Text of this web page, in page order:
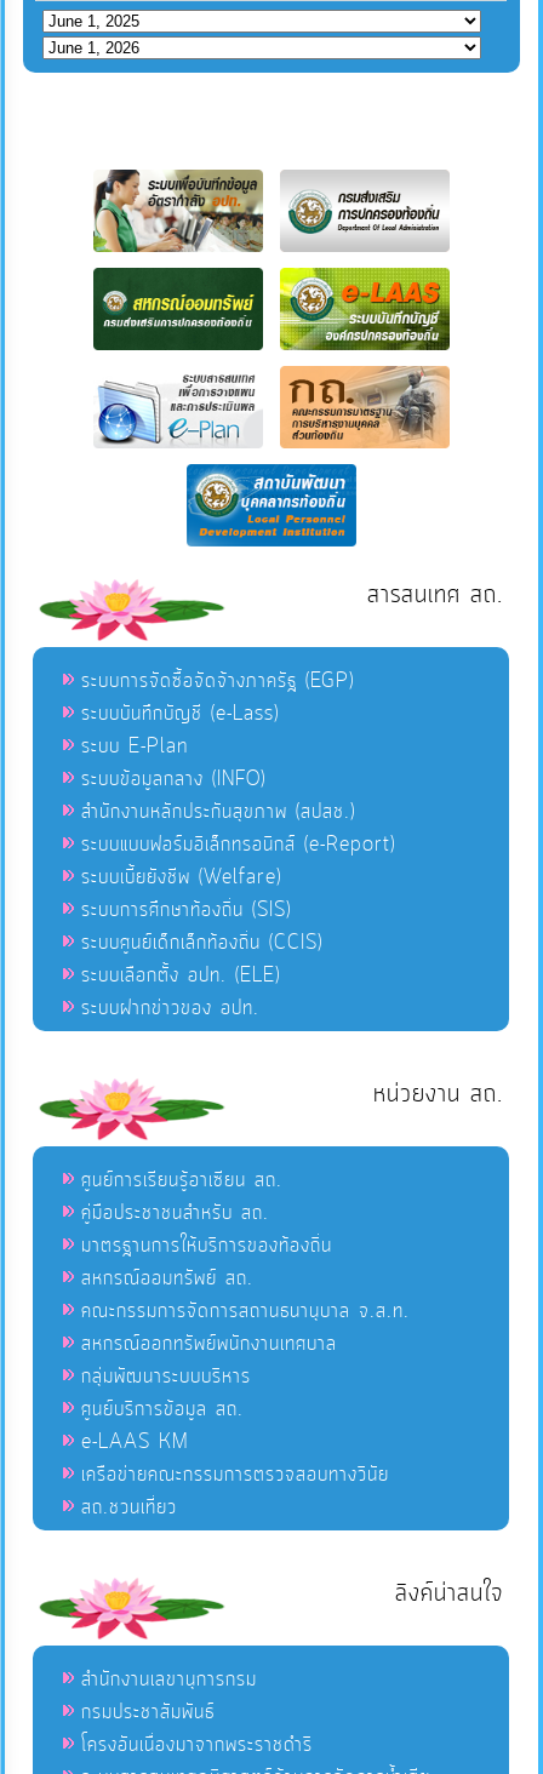
สารสนเทศ สถ.
ระบบการจัดซื้อจัดจ้างภาครัฐ (EGP)
ระบบบันทึกบัญชี (e-Lass)
ระบบ E-Plan
ระบบข้อมูลกลาง (INFO)
สำนักงานหลักประกันสุขภาพ (สปสช.)
ระบบแบบฟอร์มอิเล็กทรอนิกส์ (e-Report)
ระบบเบี้ยยังชีพ (Welfare)
ระบบการศึกษาท้องถิ่น (SIS)
ระบบศูนย์เด็กเล็กท้องถิ่น (CCIS)
ระบบเลือกตั้ง อปท. (ELE)
ระบบฝากข่าวของ อปท.
หน่วยงาน สถ.
ศูนย์การเรียนรู้อาเซียน สถ.
คู่มือประชาชนสำหรับ สถ.
มาตรฐานการให้บริการของท้องถิ่น
สหกรณ์ออมทรัพย์ สถ.
คณะกรรมการจัดการสถานธนานุบาล จ.ส.ท.
สหกรณ์ออกทรัพย์พนักงานเทศบาล
กลุ่มพัฒนาระบบบริหาร
ศูนย์บริการข้อมูล สถ.
e-LAAS KM
เครือข่ายคณะกรรมการตรวจสอบทางวินัย
สถ.ชวนเที่ยว
ลิงค์น่าสนใจ
สำนักงานเลขานุการกรม
กรมประชาสัมพันธ์
โครงอันเนื่องมาจากพระราชดำริ